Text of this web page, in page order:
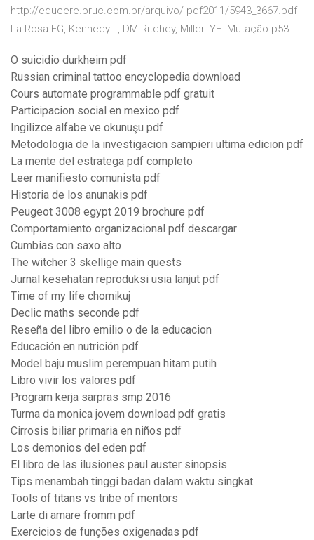
http://educere.bruc.com.br/arquivo/ pdf2011/5943_3667.pdf
La Rosa FG, Kennedy T, DM Ritchey, Miller. YE. Mutação p53
O suicidio durkheim pdf
Russian criminal tattoo encyclopedia download
Cours automate programmable pdf gratuit
Participacion social en mexico pdf
Ingilizce alfabe ve okunuşu pdf
Metodologia de la investigacion sampieri ultima edicion pdf
La mente del estratega pdf completo
Leer manifiesto comunista pdf
Historia de los anunakis pdf
Peugeot 3008 egypt 2019 brochure pdf
Comportamiento organizacional pdf descargar
Cumbias con saxo alto
The witcher 3 skellige main quests
Jurnal kesehatan reproduksi usia lanjut pdf
Time of my life chomikuj
Declic maths seconde pdf
Reseña del libro emilio o de la educacion
Educación en nutrición pdf
Model baju muslim perempuan hitam putih
Libro vivir los valores pdf
Program kerja sarpras smp 2016
Turma da monica jovem download pdf gratis
Cirrosis biliar primaria en niños pdf
Los demonios del eden pdf
El libro de las ilusiones paul auster sinopsis
Tips menambah tinggi badan dalam waktu singkat
Tools of titans vs tribe of mentors
Larte di amare fromm pdf
Exercicios de funções oxigenadas pdf